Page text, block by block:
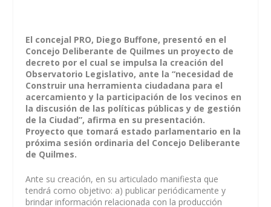
El concejal PRO, Diego Buffone, presentó en el
Concejo Deliberante de Quilmes un proyecto de
decreto por el cual se impulsa la creación del
Observatorio Legislativo, ante la “necesidad de
Construir una herramienta ciudadana para el
acercamiento y la participación de los vecinos en
la discusión de las políticas públicas y de gestión
de la Ciudad”, afirma en su presentación.
Proyecto que tomará estado parlamentario en la
próxima sesión ordinaria del Concejo Deliberante
de Quilmes.
Ante su creación, en su articulado manifiesta que
tendrá como objetivo: a) publicar periódicamente y
brindar información relacionada con la producción